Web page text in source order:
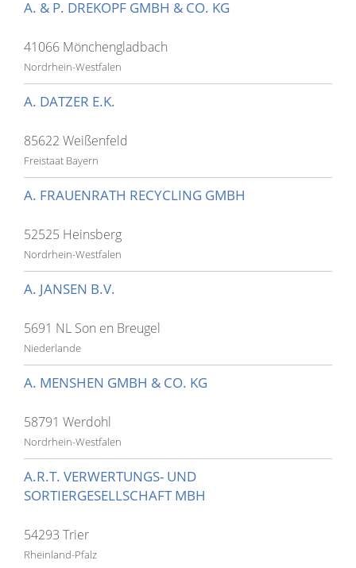
A. & P. DREKOPF GMBH & CO. KG
41066 Mönchengladbach
Nordrhein-Westfalen
A. DATZER E.K.
85622 Weißenfeld
Freistaat Bayern
A. FRAUENRATH RECYCLING GMBH
52525 Heinsberg
Nordrhein-Westfalen
A. JANSEN B.V.
5691 NL Son en Breugel
Niederlande
A. MENSHEN GMBH & CO. KG
58791 Werdohl
Nordrhein-Westfalen
A.R.T. VERWERTUNGS- UND
SORTIERGESELLSCHAFT MBH
54293 Trier
Rheinland-Pfalz